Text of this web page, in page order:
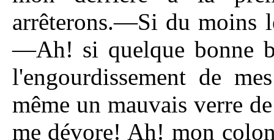
arrêterons.—Si du moins
—Ah! si quelque bonne
l'engourdissement de
même un mauvais verre
me dévore! Ah! mon